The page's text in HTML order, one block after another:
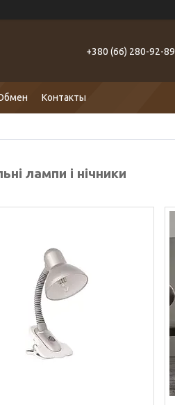
+380 (66) 280-92-89
Контакты
лампи і нічники